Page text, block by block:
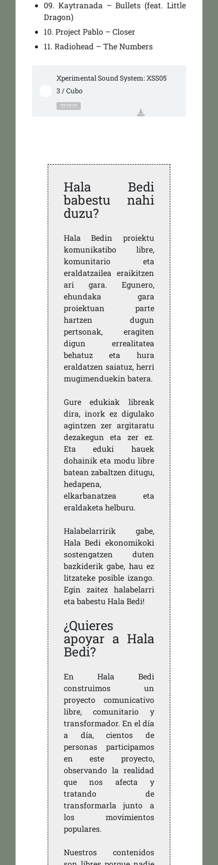
09. Kaytranada – Bullets (feat. Little
Dragon)
10. Project Pablo – Closer
11. Radiohead – The Numbers
Xperimental Sound System: XSS05
3 / Cubo
??:??:??
Hala Bedi
babestu nahi
duzu?
Hala Bedin proiektu
komunikatibo libre,
komunitario eta
eraldatzailea eraikitzen
ari gara. Egunero,
ehundaka gara
proiektuan parte
hartzen dugun
pertsonak, eragiten
digun errealitatea
behatuz eta hura
eraldatzen saiatuz, herri
mugimenduekin batera.
Gure edukiak libreak
dira, inork ez digulako
agintzen zer argitaratu
dezakegun eta zer ez.
Eta eduki hauek
dohainik eta modu libre
batean zabaltzen ditugu,
hedapena,
elkarbanatzea eta
eraldaketa helburu.
Halabelarririk gabe,
Hala Bedi ekonomikoki
sostengatzen duten
bazkiderik gabe, hau ez
litzateke posible izango.
Egin zaitez halabelarri
eta babestu Hala Bedi!
¿Quieres
apoyar a Hala
Bedi?
En Hala Bedi
construimos un
proyecto comunicativo
libre, comunitario y
transformador. En el día
a día, cientos de
personas participamos
en este proyecto,
observando la realidad
que nos afecta y
tratando de
transformarla junto a
los movimientos
populares.
Nuestros contenidos